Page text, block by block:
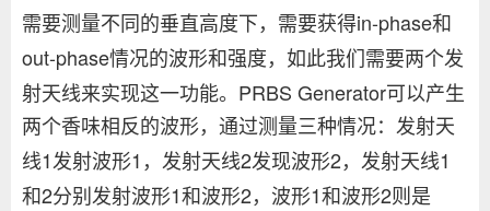
需要测量不同的垂直高度下，需要获得in-phase和
out-phase情况的波形和强度，如此我们需要两个发
射天线来实现这一功能。 PRBS Generator可以产生
两个香味相反的波形，通过测量三种情况：发射天
线1 发射波形1 ，发射天线2发现波形2，发射天线1
和2分别发射波形1和波形2，波形1和波形2则是